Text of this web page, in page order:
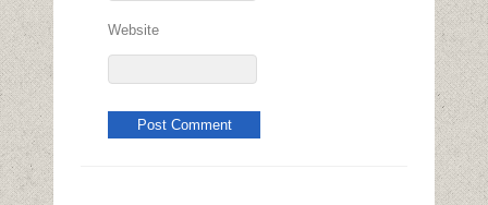
Website